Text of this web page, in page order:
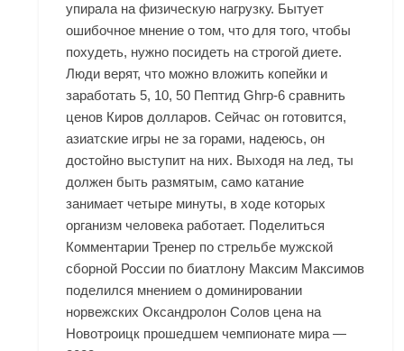
упирала на физическую нагрузку. Бытует
ошибочное мнение о том, что для того, чтобы
похудеть, нужно посидеть на строгой диете.
Люди верят, что можно вложить копейки и
заработать 5, 10, 50 Пептид Ghrp-6 сравнить
ценов Киров долларов. Сейчас он готовится,
азиатские игры не за горами, надеюсь, он
достойно выступит на них. Выходя на лед, ты
должен быть размятым, само катание
занимает четыре минуты, в ходе которых
организм человека работает. Поделиться
Комментарии Тренер по стрельбе мужской
сборной России по биатлону Максим Максимов
поделился мнением о доминировании
норвежских Оксандролон Солов цена на
Новотроицк прошедшем чемпионате мира —